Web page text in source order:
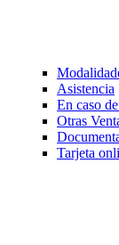
Asistencia
En caso
Otras
Tarjeta